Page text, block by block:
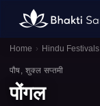
Home › Hindu Festivals
पौष, शुक्ल सप्तमी
पोंगल